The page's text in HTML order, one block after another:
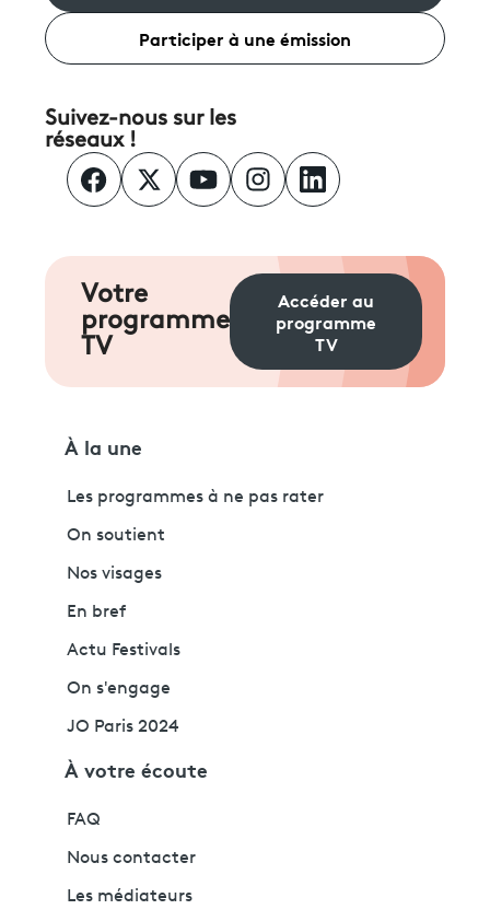
Participer à une émission
Suivez-nous sur les
réseaux !
Votre
programme
TV
Accéder au
programme
TV
À la une
Les programmes à ne pas rater
On soutient
Nos visages
En bref
Actu Festivals
On s'engage
JO Paris 2024
À votre écoute
FAQ
Nous contacter
Les médiateurs